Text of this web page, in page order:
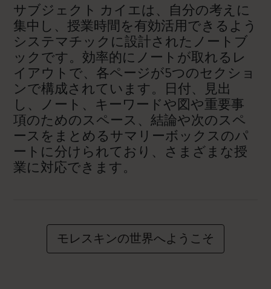
サブジェクト カイエは、自分の考えに
集中し、授業時間を有効活用できるよう
システマチックに設計されたノートブ
ックです。効率的にノートが取れるレ
イアウトで、各ページが5つのセクショ
ンで構成されています。日付、見出
し、ノート、キーワードや図や重要事
項のためのスペース、結論や次のスペ
ースをまとめるサマリーボックスのパ
ートに分けられており、さまざまな授
業に対応できます。
モレスキンの世界へようこそ